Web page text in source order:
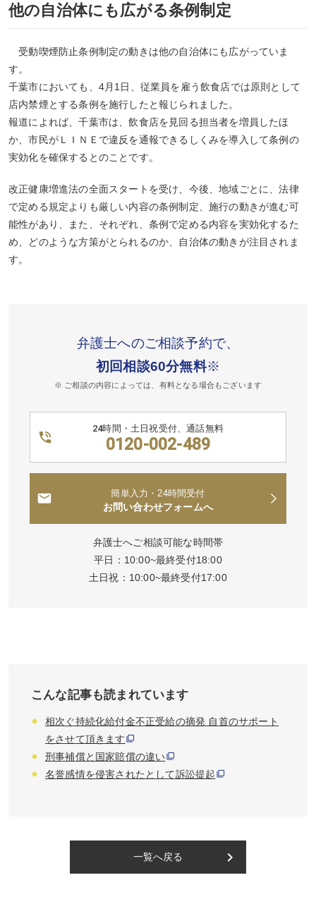
他の自治体にも広がる条例制定
受動喫煙防止条例制定の動きは他の自治体にも広がっていま
す。
千葉市においても、4月1日、従業員を雇う飲食店では原則として
店内禁煙とする条例を施行したと報じられました。
報道によれば、千葉市は、飲食店を見回る担当者を増員したほ
か、市民がＬＩＮＥで違反を通報できるしくみを導入して条例の
実効化を確保するとのことです。
改正健康増進法の全面スタートを受け、今後、地域ごとに、法律
で定める規定よりも厳しい内容の条例制定、施行の動きが進む可
能性があり、また、それぞれ、条例で定める内容を実効化するた
め、どのような方策がとられるのか、自治体の動きが注目されま
す。
弁護士へのご相談予約で、
初回相談60分無料※
※ ご相談の内容によっては、有料となる場合もございます
24時間・土日祝受付、通話無料
0120-002-489
簡単入力・24時間受付
お問い合わせフォームへ
弁護士へご相談可能な時間帯
平日：10:00~最終受付18:00
土日祝：10:00~最終受付17:00
こんな記事も読まれています
相次ぐ持続化給付金不正受給の摘発 自首のサポート
をさせて頂きます
刑事補償と国家賠償の違い
名誉感情を侵害されたとして訴訟提起
一覧へ戻る keyboard_arrow_right